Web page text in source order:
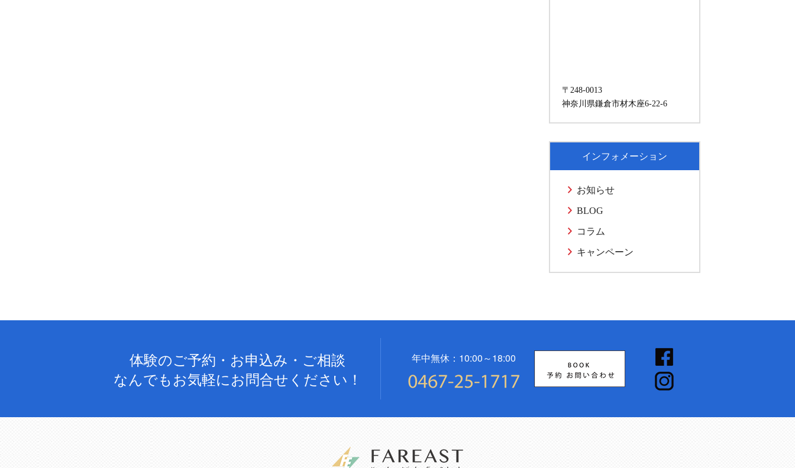
〒248-0013
神奈川県鎌倉市材木座6-22-6
インフォメーション
お知らせ
BLOG
コラム
キャンペーン
体験のご予約・お申込み・ご相談
なんでもお気軽にお問合せください！
年中無休：10:00～18:00